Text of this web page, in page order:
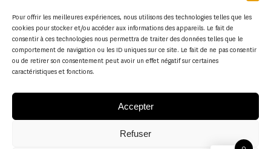
Pour offrir les meilleures expériences, nous utilisons des technologies telles que les
cookies pour stocker et/ou accéder aux informations des appareils. Le fait de
consentir à ces technologies nous permettra de traiter des données telles que le
comportement de navigation ou les ID uniques sur ce site. Le fait de ne pas consentir
ou de retirer son consentement peut avoir un effet négatif sur certaines
caractéristiques et fonctions.
Accepter
Refuser